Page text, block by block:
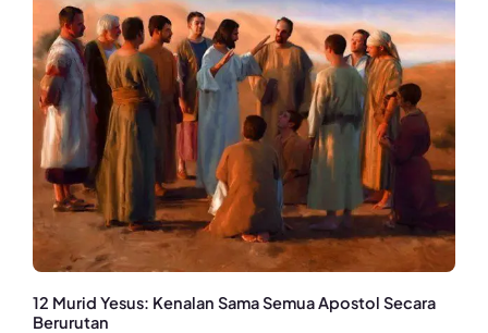
12 Murid Yesus: Kenalan Sama Semua Apostol Secara
Berurutan